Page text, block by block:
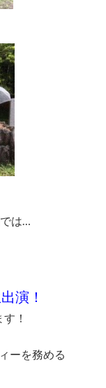
は…
演！
！
ーを務める